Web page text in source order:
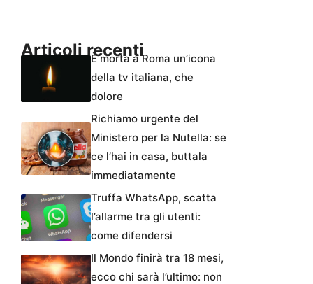
Articoli recentiÈ morta a Roma un’icona
della tv italiana, che
dolore
Richiamo urgente del
Ministero per la Nutella: se
ce l’hai in casa, buttala
immediatamente
Truffa WhatsApp, scatta
l’allarme tra gli utenti:
come difendersi
Il Mondo finirà tra 18 mesi,
ecco chi sarà l’ultimo: non